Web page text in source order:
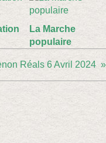
La Marche
populaire
Réals 6 Avril 2024